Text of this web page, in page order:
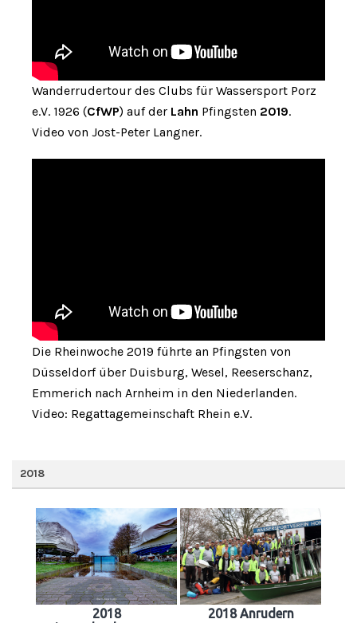
Wanderrudertour des Clubs für Wassersport Porz
e.V. 1926 (CfWP) auf der Lahn Pfingsten 2019.
Video von Jost-Peter Langner.
Die Rheinwoche 2019 führte an Pfingsten von
Düsseldorf über Duisburg, Wesel, Reeserschanz,
Emmerich nach Arnheim in den Niederlanden.
Video: Regattagemeinschaft Rhein e.V.
2018
2018
2018 Anrudern